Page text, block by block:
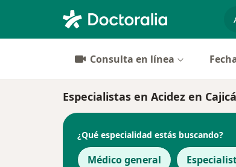
Consulta en línea
Especialistas en Acidez en Cajicá
¿Qué especialidad estás buscando?
Médico general